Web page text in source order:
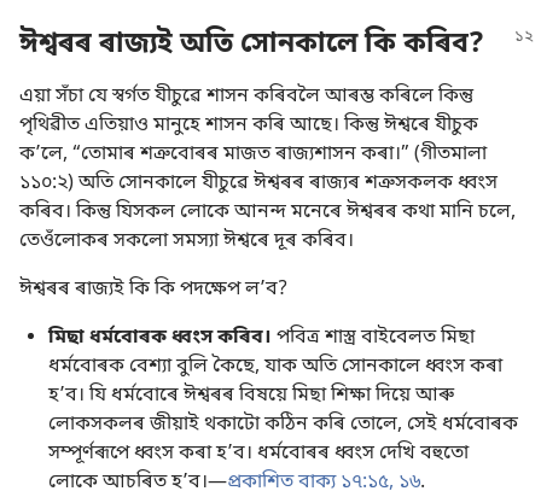
ঈশ্বৰৰ ৰাজ্যই অতি সোনকালে কি কৰিব?
এয়া সঁচা যে স্বৰ্গত যীচুৱে শাসন কৰিবলৈ আৰম্ভ কৰিলে কিন্তু
পৃথিৱীত এতিয়াও মানুহে শাসন কৰি আছে। কিন্তু ঈশ্বৰে যীচুক
কʼলে, “তোমাৰ শত্ৰুবোৰৰ মাজত ৰাজ্যশাসন কৰা।” (গীতমালা
১১০:২) অতি সোনকালে যীচুৱে ঈশ্বৰৰ ৰাজ্যৰ শত্ৰুসকলক ধ্বংস
কৰিব। কিন্তু যিসকল লোকে আনন্দ মনেৰে ঈশ্বৰৰ কথা মানি চলে,
তেওঁলোকৰ সকলো সমস্যা ঈশ্বৰে দূৰ কৰিব।
ঈশ্বৰৰ ৰাজ্যই কি কি পদক্ষেপ লʼব?
মিছা ধৰ্মবোৰক ধ্বংস কৰিব। পবিত্ৰ শাস্ত্ৰ বাইবেলত মিছা
ধৰ্মবোৰক বেশ্যা বুলি কৈছে, যাক অতি সোনকালে ধ্বংস কৰা
হʼব। যি ধৰ্মবোৰে ঈশ্বৰৰ বিষয়ে মিছা শিক্ষা দিয়ে আৰু
লোকসকলৰ জীয়াই থকাটো কঠিন কৰি তোলে, সেই ধৰ্মবোৰক
সম্পূৰ্ণৰূপে ধ্বংস কৰা হʼব। ধৰ্মবোৰৰ ধ্বংস দেখি বহুতো
লোকে আচৰিত হʼব।—প্ৰকাশিত বাক্য ১৭:১৫, ১৬.